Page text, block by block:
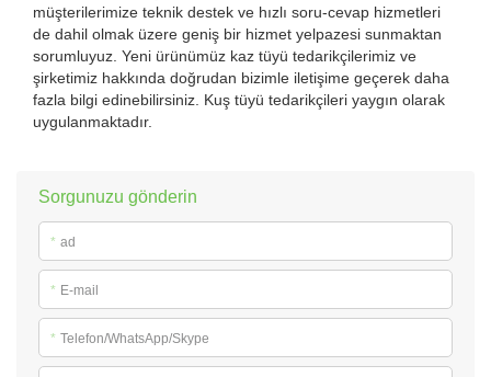
müşterilerimize teknik destek ve hızlı soru-cevap hizmetleri
de dahil olmak üzere geniş bir hizmet yelpazesi sunmaktan
sorumluyuz. Yeni ürünümüz kaz tüyü tedarikçilerimiz ve
şirketimiz hakkında doğrudan bizimle iletişime geçerek daha
fazla bilgi edinebilirsiniz. Kuş tüyü tedarikçileri yaygın olarak
uygulanmaktadır.
Sorgunuzu gönderin
* ad
* E-mail
* Telefon/WhatsApp/Skype